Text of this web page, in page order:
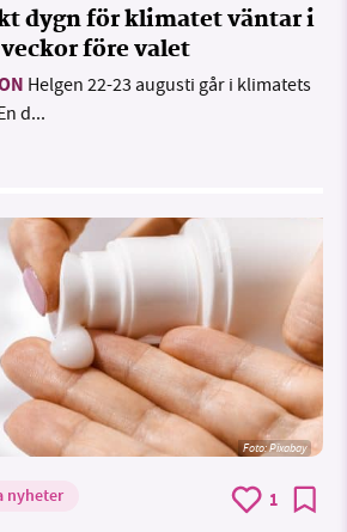
dygn för klimatet väntar i
före valet
Helgen 22-23 augusti går i klimatets
d...
Foto:Pixabay
nyheter 1